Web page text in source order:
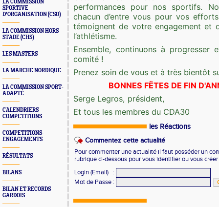
LA COMMISSION
SPORTIVE
D'ORGANISATION (CSO)
LA COMMISSION HORS
STADE (CHS)
LES MASTERS
LA MARCHE NORDIQUE
LA COMMISSION SPORT-
ADAPTÉ
CALENDRIERS
COMPETITIONS
COMPETITIONS-
ENGAGEMENTS
RÉSULTATS
BILANS
BILAN ET RECORDS
GARDOIS
performances pour nos sportifs.
chacun d’entre vous pour vos
témoignent de votre engagement et
l’athlétisme.
Ensemble, continuons à
comité !
Prenez soin de vous et à très bientôt
BONNES FËTES DE FIN
Serge Legros, président,
Et tous les membres du CDA30
les Réactions
Commentez cette actualité
Pour commenter une actualité il faut posséder un
rubrique ci-dessous pour vous identifier ou vous
Login (Email)
:
Mot de Passe :